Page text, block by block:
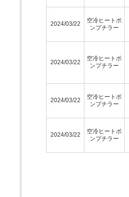
2024/03/22
空冷ヒートポ
ンプチラー
2024/03/22
空冷ヒートポ
ンプチラー
2024/03/22
空冷ヒートポ
ンプチラー
2024/03/22
空冷ヒートポ
ンプチラー